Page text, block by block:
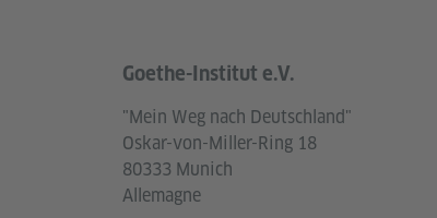
Service- und Informationsbereich
Goethe-Institut e.V.
"Mein Weg nach Deutschland"
Oskar-von-Miller-Ring 18
80333 Munich
Allemagne